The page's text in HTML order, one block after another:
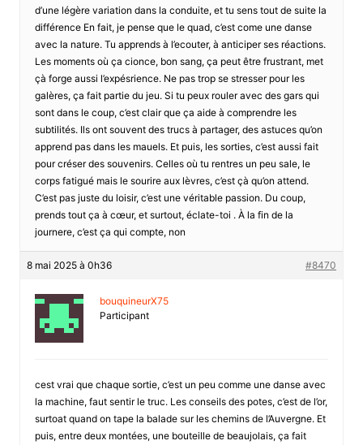
d’une légère variation dans la conduite, et tu sens tout de suite la
différence En fait, je pense que le quad, c’est come une danse
avec la nature. Tu apprends à l’ecouter, à anticiper ses réactions.
Les moments où ça cionce, bon sang, ça peut être frustrant, met
çà forge aussi l’expésrience. Ne pas trop se stresser pour les
galères, ça fait partie du jeu. Si tu peux rouler avec des gars qui
sont dans le coup, c’est clair que ça aide à comprendre les
subtilités. Ils ont souvent des trucs à partager, des astuces qu’on
apprend pas dans les mauels. Et puis, les sorties, c’est aussi fait
pour créser des souvenirs. Celles où tu rentres un peu sale, le
corps fatigué mais le sourire aux lèvres, c’est çà qu’on attend.
C’est pas juste du loisir, c’est une véritable passion. Du coup,
prends tout ça à cœur, et surtout, éclate-toi . À la fin de la
journere, c’est ça qui compte, non
8 mai 2025 à 0h36 #8470
bouquineurX75
Participant
cest vrai que chaque sortie, c’est un peu comme une danse avec
la machine, faut sentir le truc. Les conseils des potes, c’est de l’or,
surtoat quand on tape la balade sur les chemins de l’Auvergne. Et
puis, entre deux montées, une bouteille de beaujolais, ça fait